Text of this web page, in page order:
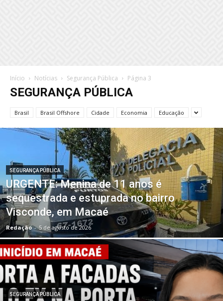
Início Notícias Segurança Pública Página 3
SEGURANÇA PÚBLICA
Brasil Brasil Offshore Cidade Economia Educação
SEGURANÇA PÚBLICA
URGENTE: Menina de 11 anos é
sequestrada e estuprada no bairro
Visconde, em Macaé
Redação - 5 de agosto de 2026
SEGURANÇA PÚBLICA